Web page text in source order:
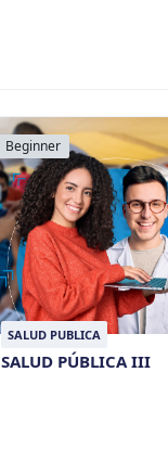
Beginner
SALUD PUBLICA
SALUD PÚBLICA III